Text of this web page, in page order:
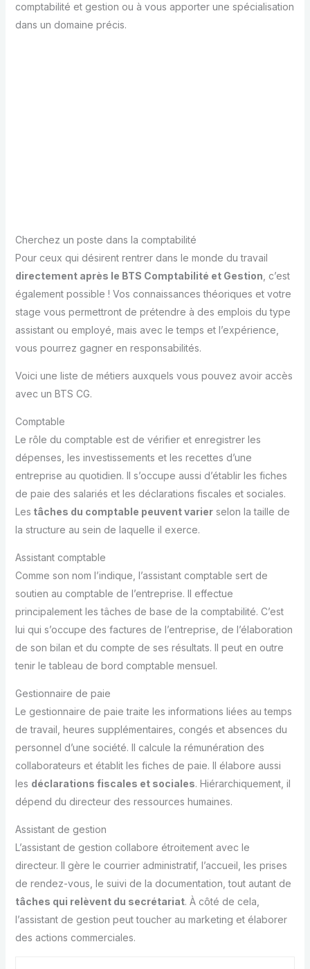
comptabilité et gestion ou à vous apporter une spécialisation
dans un domaine précis.
Cherchez un poste dans la comptabilité
Pour ceux qui désirent rentrer dans le monde du travail
directement après le BTS Comptabilité et Gestion , c’est
également possible ! Vos connaissances théoriques et votre
stage vous permettront de prétendre à des emplois du type
assistant ou employé, mais avec le temps et l’expérience,
vous pourrez gagner en responsabilités.
Voici une liste de métiers auxquels vous pouvez avoir accès
avec un BTS CG.
Comptable
Le rôle du comptable est de vérifier et enregistrer les
dépenses, les investissements et les recettes d’une
entreprise au quotidien. Il s’occupe aussi d’établir les fiches
de paie des salariés et les déclarations fiscales et sociales.
Les tâches du comptable peuvent varierselon la taille de
la structure au sein de laquelle il exerce.
Assistant comptable
Comme son nom l’indique, l’assistant comptable sert de
soutien au comptable de l’entreprise. Il effectue
principalement les tâches de base de la comptabilité. C’est
lui qui s’occupe des factures de l’entreprise, de l’élaboration
de son bilan et du compte de ses résultats. Il peut en outre
tenir le tableau de bord comptable mensuel.
Gestionnaire de paie
Le gestionnaire de paie traite les informations liées au temps
de travail, heures supplémentaires, congés et absences du
personnel d’une société. Il calcule la rémunération des
collaborateurs et établit les fiches de paie. Il élabore aussi
les déclarations fiscales et sociales. Hiérarchiquement, il
dépend du directeur des ressources humaines.
Assistant de gestion
L’assistant de gestion collabore étroitement avec le
directeur. Il gère le courrier administratif, l’accueil, les prises
de rendez-vous, le suivi de la documentation, tout autant de
tâches qui relèvent du secrétariat. À côté de cela,
l’assistant de gestion peut toucher au marketing et élaborer
des actions commerciales.